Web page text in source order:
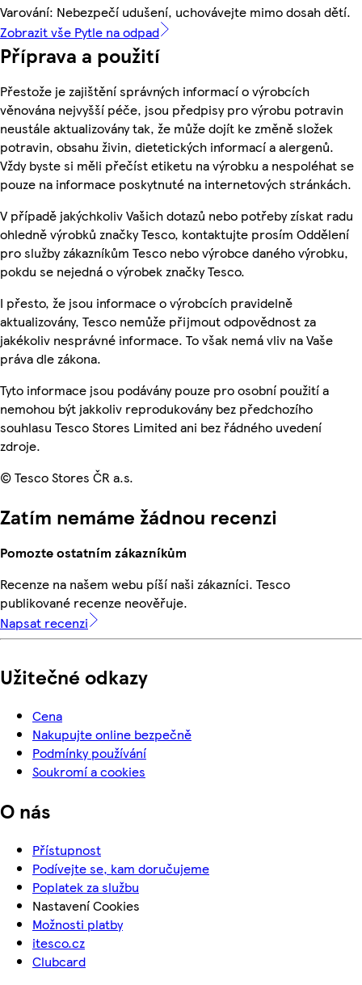
Varování: Nebezpečí udušení, uchovávejte mimo dosah dětí.
Zobrazit vše Pytle na odpad
Příprava a použití
Přestože je zajištění správných informací o výrobcích
věnována nejvyšší péče, jsou předpisy pro výrobu potravin
neustále aktualizovány tak, že může dojít ke změně složek
potravin, obsahu živin, dietetických informací a alergenů.
Vždy byste si měli přečíst etiketu na výrobku a nespoléhat se
pouze na informace poskytnuté na internetových stránkách.
V případě jakýchkoliv Vašich dotazů nebo potřeby získat radu
ohledně výrobků značky Tesco, kontaktujte prosím Oddělení
pro služby zákazníkům Tesco nebo výrobce daného výrobku,
pokdu se nejedná o výrobek značky Tesco.
I přesto, že jsou informace o výrobcích pravidelně
aktualizovány, Tesco nemůže přijmout odpovědnost za
jakékoliv nesprávné informace. To však nemá vliv na Vaše
práva dle zákona.
Tyto informace jsou podávány pouze pro osobní použití a
nemohou být jakkoliv reprodukovány bez předchozího
souhlasu Tesco Stores Limited ani bez řádného uvedení
zdroje.
© Tesco Stores ČR a.s.
Zatím nemáme žádnou recenzi
Pomozte ostatním zákazníkům
Recenze na našem webu píší naši zákazníci. Tesco
publikované recenze neověřuje.
Napsat recenzi
Užitečné odkazy
Cena
Nakupujte online bezpečně
Podmínky používání
Soukromí a cookies
O nás
Přístupnost
Podívejte se, kam doručujeme
Poplatek za službu
Nastavení Cookies
Možnosti platby
itesco.cz
Clubcard